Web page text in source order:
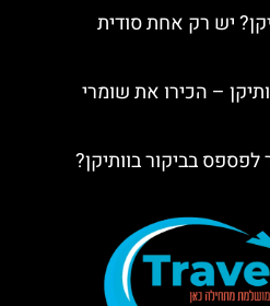
יש רק אחת סודית
– הכירו את שומרי
לפספס בביקור בוותיקן?